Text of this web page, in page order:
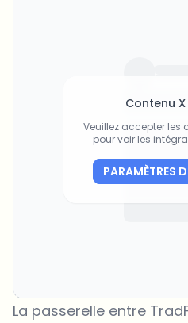
Contenu
Veuillez accepter les
pour voir les
PARAMÈTRES
La passerelle entre